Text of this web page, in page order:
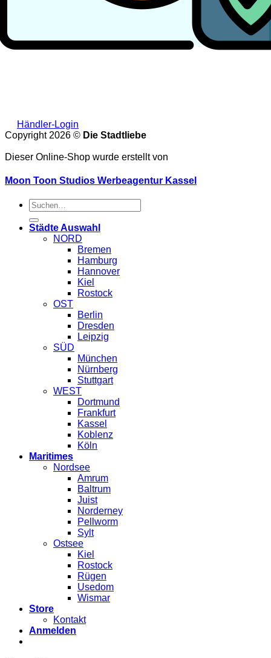
Händler-Login
Copyright 2026 © Die Stadtliebe
Dieser Online-Shop wurde erstellt von
Moon Toon Studios Werbeagentur Kassel
Suche
nach:
Städte Auswahl
NORD
Bremen
Hamburg
Hannover
Kiel
Rostock
OST
Berlin
Dresden
Leipzig
SÜD
München
Nürnberg
Stuttgart
WEST
Dortmund
Frankfurt
Kassel
Koblenz
Köln
Maritimes
Nordsee
Amrum
Baltrum
Juist
Norderney
Pellworm
Sylt
Ostsee
Kiel
Rostock
Rügen
Usedom
Wismar
Store
Kontakt
Anmelden